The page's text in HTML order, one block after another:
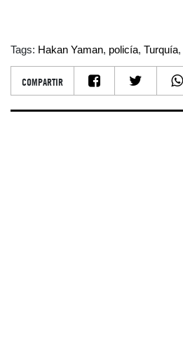
Tags: Hakan Yaman, policía, Turquía,
COMPARTIR